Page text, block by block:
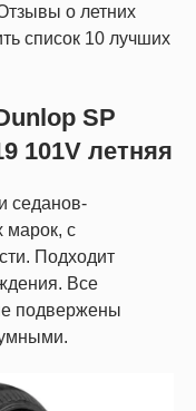
о летних
список 10 лучших
SP
101V летняя
седанов-
марок, с
Подходит
Все
подвержены